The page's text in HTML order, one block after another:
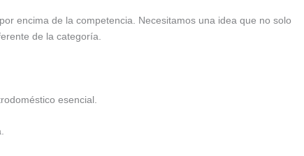
encima de la competencia. Necesitamos una idea que no solo
de la categoría.
esencial.